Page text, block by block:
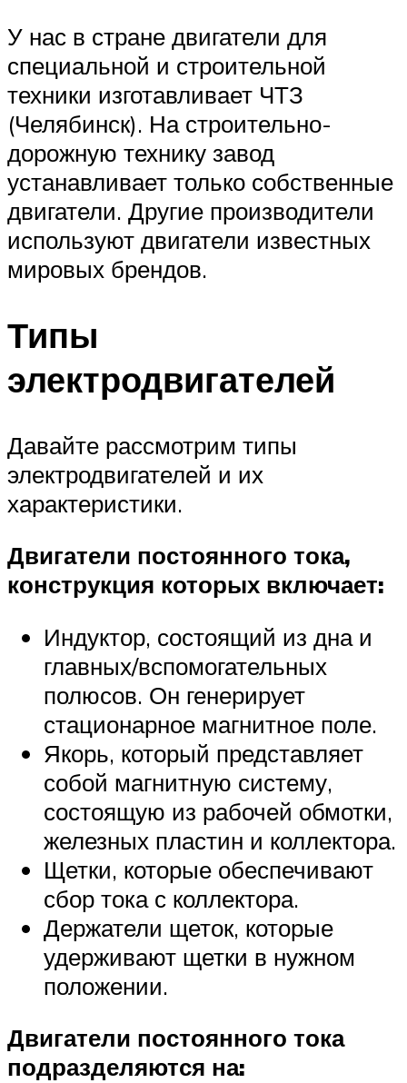
У нас в стране двигатели для
специальной и строительной
техники изготавливает ЧТЗ
(Челябинск). На строительно-
дорожную технику завод
устанавливает только собственные
двигатели. Другие производители
используют двигатели известных
мировых брендов.
Типы
электродвигателей
Давайте рассмотрим типы
электродвигателей и их
характеристики.
Двигатели постоянного тока,
конструкция которых включает:
Индуктор, состоящий из дна и
главных/вспомогательных
полюсов. Он генерирует
стационарное магнитное поле.
Якорь, который представляет
собой магнитную систему,
состоящую из рабочей обмотки,
железных пластин и коллектора.
Щетки, которые обеспечивают
сбор тока с коллектора.
Держатели щеток, которые
удерживают щетки в нужном
положении.
Двигатели постоянного тока
подразделяются на: